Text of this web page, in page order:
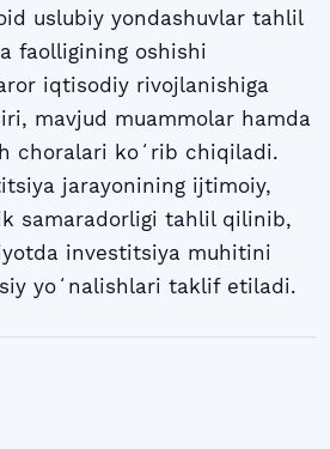
uslubiy yondashuvlar tahlil
faolligining oshishi
iqtisodiy rivojlanishiga
mavjud muammolar hamda
choralari koʻrib chiqiladi.
jarayonining ijtimoiy,
samaradorligi tahlil qilinib,
investitsiya muhitini
yoʻnalishlari taklif etiladi.